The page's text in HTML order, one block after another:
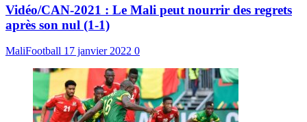
Vidéo/CAN-2021 : Le Mali peut nourrir des regrets
après son nul (1-1)
MaliFootball 17 janvier 2022 0